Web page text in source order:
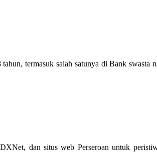
termasuk salah satunya di Bank swasta
dan situs web Perseroan untuk